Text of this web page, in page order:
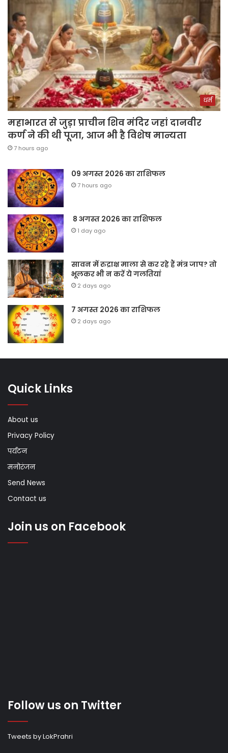
धर्म
महाभारत से जुड़ा प्राचीन शिव मंदिर जहां दानवीर
कर्ण ने की थी पूजा, आज भी है विशेष मान्यता
7 hours ago
09 अगस्त 2026 का राशिफल
7 hours ago
8 अगस्त 2026 का राशिफल
1 day ago
सावन में रुद्राक्ष माला से कर रहे हैं मंत्र जाप? तो
भूलकर भी न करें ये गलतियां
2 days ago
7 अगस्त 2026 का राशिफल
2 days ago
Quick Links
About us
Privacy Policy
पर्यटन
मनोरंजन
Send News
Contact us
Join us on Facebook
Follow us on Twitter
Tweets by LokPrahri